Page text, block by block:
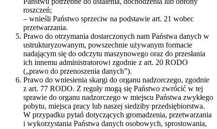
roszczeń;
– wnieśli Państwo sprzeciw na podstawie art. 21 wobec
przetwarzania.
Prawo do otrzymania dostarczonych nam Państwa danych w
ustrukturyzowanym, powszechnie używanym formacie
nadającym się do odczytu maszynowego oraz do przesłania
ich innemu administratorowi zgodnie z art. 20 RODO
(„prawo do przenoszenia danych”).
Prawo do wniesienia skargi do organu nadzorczego, zgodnie
z art. 77 RODO. Z reguły mogą się Państwo zwrócić w tej
sprawie do organu nadzorczego w miejscu Państwa zwykłego
pobytu, miejsca pracy lub naszej siedziby przedsiębiorstwa.
W przypadku pytań dotyczących gromadzenia, przetwarzania
i wykorzystania Państwa danych osobowych, sprostowania,